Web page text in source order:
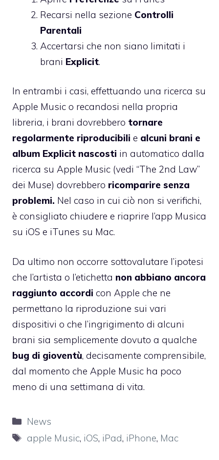
Recarsi nella sezione Controlli
Parentali
Accertarsi che non siano limitati i
brani Explicit.
In entrambi i casi, effettuando una ricerca su
Apple Music o recandosi nella propria
libreria, i brani dovrebbero tornare
regolarmente riproducibili e alcuni brani e
album Explicit nascosti in automatico dalla
ricerca su Apple Music (vedi “The 2nd Law”
dei Muse) dovrebbero ricomparire senza
problemi. Nel caso in cui ciò non si verifichi,
è consigliato chiudere e riaprire l’app Musica
su iOS e iTunes su Mac.
Da ultimo non occorre sottovalutare l’ipotesi
che l’artista o l’etichetta non abbiano ancora
raggiunto accordi con Apple che ne
permettano la riproduzione sui vari
dispositivi o che l’ingrigimento di alcuni
brani sia semplicemente dovuto a qualche
bug di gioventù, decisamente comprensibile,
dal momento che Apple Music ha poco
meno di una settimana di vita.
Categorie
News
Tag
apple Music, iOS, iPad, iPhone, Mac